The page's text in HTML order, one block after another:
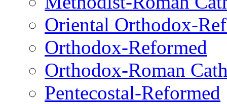
Oriental Orthodox-
Orthodox-Reformed
Orthodox-Roman
Pentecostal-Reformed